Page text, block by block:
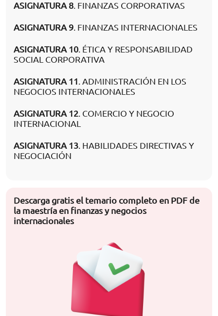
ASIGNATURA 8. FINANZAS CORPORATIVAS
ASIGNATURA 9. FINANZAS INTERNACIONALES
ASIGNATURA 10. ÉTICA Y RESPONSABILIDAD
SOCIAL CORPORATIVA
ASIGNATURA 11. ADMINISTRACIÓN EN LOS
NEGOCIOS INTERNACIONALES
ASIGNATURA 12. COMERCIO Y NEGOCIO
INTERNACIONAL
ASIGNATURA 13. HABILIDADES DIRECTIVAS Y
NEGOCIACIÓN
Descarga gratis el temario completo en PDF de
la maestría en finanzas y negocios
internacionales